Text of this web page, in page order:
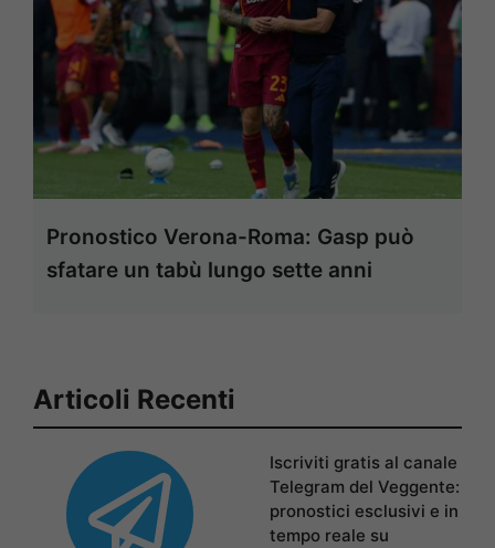
Pronostico Verona-Roma: Gasp può
sfatare un tabù lungo sette anni
Articoli Recenti
Iscriviti gratis al canale
Telegram del Veggente:
pronostici esclusivi e in
tempo reale su